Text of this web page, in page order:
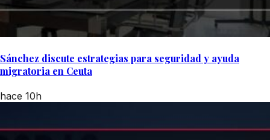
Sánchez discute estrategias para seguridad y ayuda
migratoria en Ceuta
hace 10h